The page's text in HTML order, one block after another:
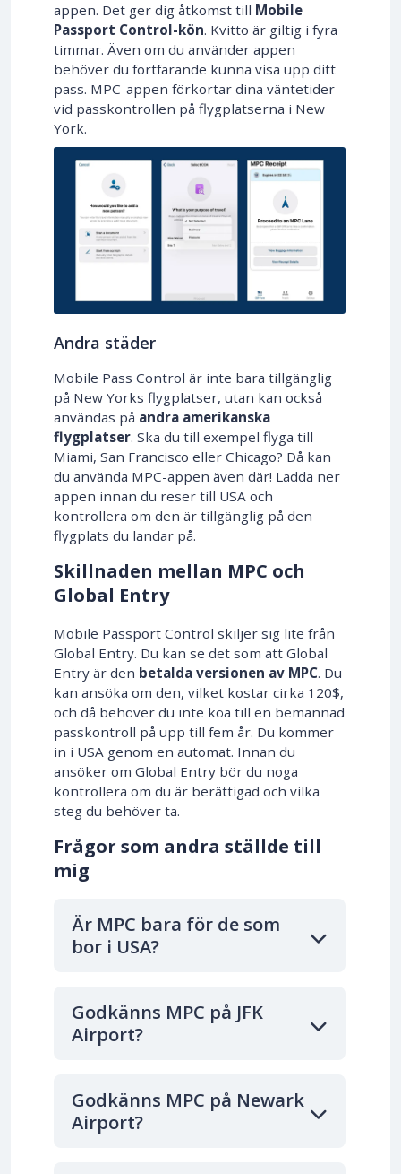
appen. Det ger dig åtkomst till Mobile
Passport Control-kön. Kvitto är giltig i fyra
timmar. Även om du använder appen
behöver du fortfarande kunna visa upp ditt
pass. MPC-appen förkortar dina väntetider
vid passkontrollen på flygplatserna i New
York.
Andra städer
Mobile Pass Control är inte bara tillgänglig
på New Yorks flygplatser, utan kan också
användas på andra amerikanska
flygplatser. Ska du till exempel flyga till
Miami, San Francisco eller Chicago? Då kan
du använda MPC-appen även där! Ladda ner
appen innan du reser till USA och
kontrollera om den är tillgänglig på den
flygplats du landar på.
Skillnaden mellan MPC och
Global Entry
Mobile Passport Control skiljer sig lite från
Global Entry. Du kan se det som att Global
Entry är den betalda versionen av MPC. Du
kan ansöka om den, vilket kostar cirka 120$,
och då behöver du inte köa till en bemannad
passkontroll på upp till fem år. Du kommer
in i USA genom en automat. Innan du
ansöker om Global Entry bör du noga
kontrollera om du är berättigad och vilka
steg du behöver ta.
Frågor som andra ställde till
mig
Är MPC bara för de som
bor i USA?
Godkänns MPC på JFK
Airport?
Godkänns MPC på Newark
Airport?